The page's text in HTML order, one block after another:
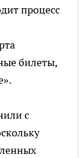
процесс
билеты,
с